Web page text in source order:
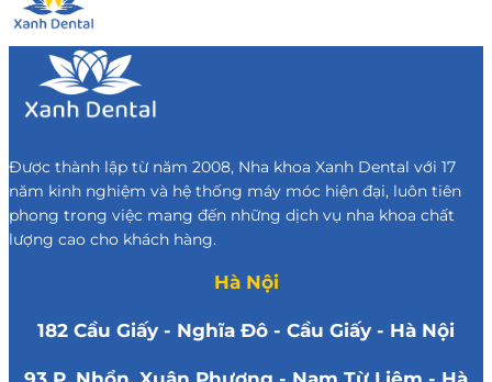
Được thành lập từ năm 2008, Nha khoa Xanh Dental với 17
năm kinh nghiệm và hệ thống máy móc hiện đại, luôn tiên
phong trong việc mang đến những dịch vụ nha khoa chất
lượng cao cho khách hàng.
Hà Nội
182 Cầu Giấy - Nghĩa Đô - Cầu Giấy - Hà Nội